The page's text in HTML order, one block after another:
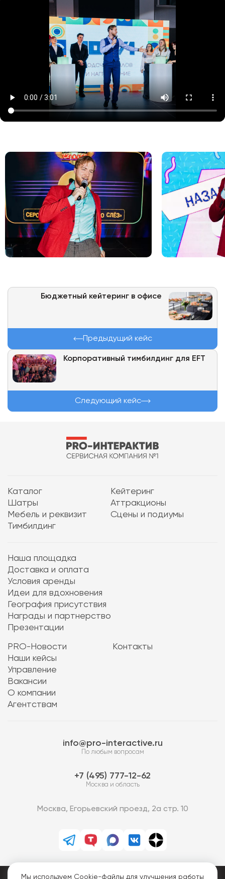
Бюджетный кейтеринг в офисе
Предыдущий кейс
Корпоративный тимбилдинг для EFT
Следующий кейс
Каталог
Кейтеринг
Шатры
Аттракционы
Мебель и реквизит
Сцены и подиумы
Тимбилдинг
Наша площадка
Доставка и оплата
Условия аренды
Идеи для вдохновения
География присутствия
Награды и партнерство
Презентации
PRO-Новости
Наши кейсы
Управление
Вакансии
О компании
Агентствам
Контакты
info@pro-interactive.ru
По любым вопросам
7 (495) 777-12-62
Москва и область
Москва, Егорьевский проезд, 2а стр. 10
Мы используем Cookie-файлы для улучшения работы